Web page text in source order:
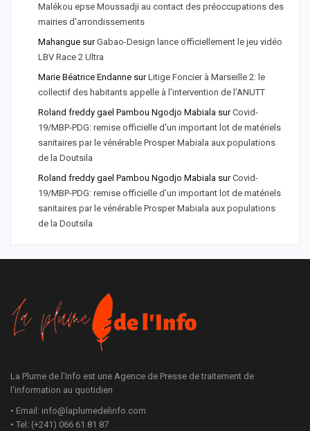
Malékou epse Moussadji au contact des préoccupations des
mairies d'arrondissements
Mahangue surGabao-Design lance officiellement le jeu vidéo
LBV Race 2 Ultra
Marie Béatrice Endanne surLitige Foncier à Marseille 2: le
collectif des habitants appelle à l'intervention de l'ANUTT
Roland freddy gael Pambou Ngodjo Mabiala surCovid-
19/MBP-PDG: remise officielle d'un important lot de matériels
sanitaires par le vénérable Prosper Mabiala aux populations
de la Doutsila
Roland freddy gael Pambou Ngodjo Mabiala surCovid-
19/MBP-PDG: remise officielle d’un important lot de matériels
sanitaires par le vénérable Prosper Mabiala aux populations
de la Doutsila
La Plume de l'Info est une Agence de Presse de traitement de
l'information au quotidien
• Email: info@laplumedelinfo.com
• Tel: (+241) 066 61 81 87